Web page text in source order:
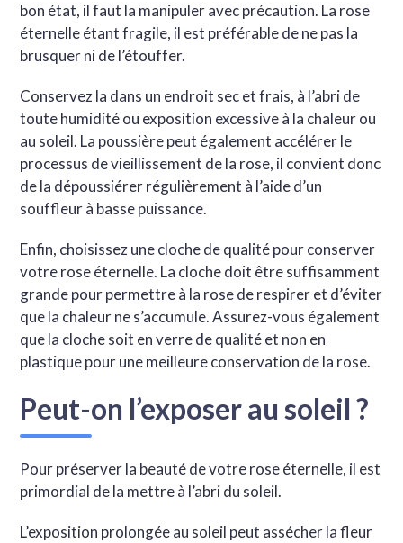
bon état, il faut la manipuler avec précaution. La rose
éternelle étant fragile, il est préférable de ne pas la
brusquer ni de l’étouffer.
Conservez la dans un endroit sec et frais, à l’abri de
toute humidité ou exposition excessive à la chaleur ou
au soleil. La poussière peut également accélérer le
processus de vieillissement de la rose, il convient donc
de la dépoussiérer régulièrement à l’aide d’un
souffleur à basse puissance.
Enfin, choisissez une cloche de qualité pour conserver
votre rose éternelle. La cloche doit être suffisamment
grande pour permettre à la rose de respirer et d’éviter
que la chaleur ne s’accumule. Assurez-vous également
que la cloche soit en verre de qualité et non en
plastique pour une meilleure conservation de la rose.
Peut-on l’exposer au soleil ?
Pour préserver la beauté de votre rose éternelle, il est
primordial de la mettre à l’abri du soleil.
L’exposition prolongée au soleil peut assécher la fleur